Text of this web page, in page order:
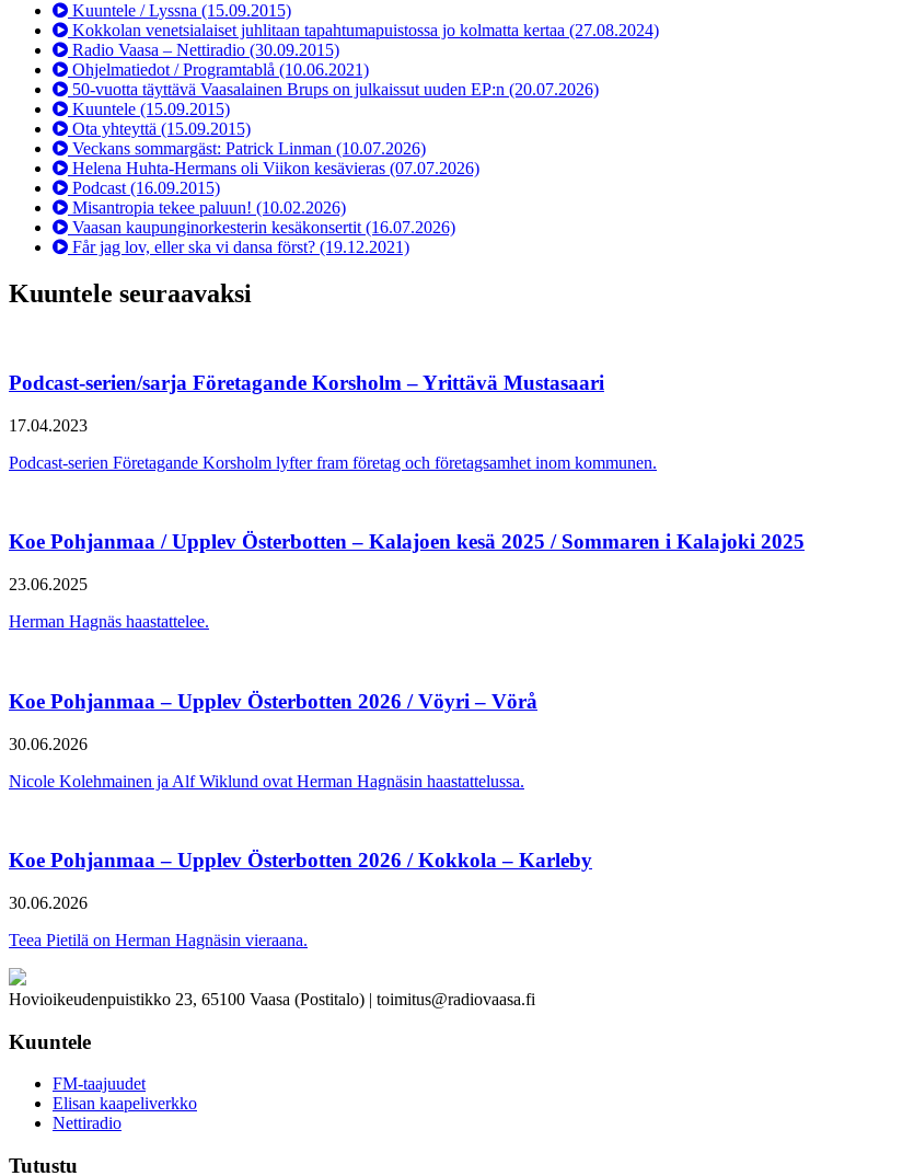
Kuuntele / Lyssna (15.09.2015)
Kokkolan venetsialaiset juhlitaan tapahtumapuistossa jo kolmatta kertaa (27.08.2024)
Radio Vaasa – Nettiradio (30.09.2015)
Ohjelmatiedot / Programtablå (10.06.2021)
50-vuotta täyttävä Vaasalainen Brups on julkaissut uuden EP:n (20.07.2026)
Kuuntele (15.09.2015)
Ota yhteyttä (15.09.2015)
Veckans sommargäst: Patrick Linman (10.07.2026)
Helena Huhta-Hermans oli Viikon kesävieras (07.07.2026)
Podcast (16.09.2015)
Misantropia tekee paluun! (10.02.2026)
Vaasan kaupunginorkesterin kesäkonsertit (16.07.2026)
Får jag lov, eller ska vi dansa först? (19.12.2021)
Kuuntele seuraavaksi
Podcast-serien/sarja Företagande Korsholm – Yrittävä Mustasaari
17.04.2023
Podcast-serien Företagande Korsholm lyfter fram företag och företagsamhet inom kommunen.
Koe Pohjanmaa / Upplev Österbotten – Kalajoen kesä 2025 / Sommaren i Kalajoki 2025
23.06.2025
Herman Hagnäs haastattelee.
Koe Pohjanmaa – Upplev Österbotten 2026 / Vöyri – Vörå
30.06.2026
Nicole Kolehmainen ja Alf Wiklund ovat Herman Hagnäsin haastattelussa.
Koe Pohjanmaa – Upplev Österbotten 2026 / Kokkola – Karleby
30.06.2026
Teea Pietilä on Herman Hagnäsin vieraana.
Hovioikeudenpuistikko 23, 65100 Vaasa (Postitalo) | toimitus@radiovaasa.fi
Kuuntele
FM-taajuudet
Elisan kaapeliverkko
Nettiradio
Tutustu